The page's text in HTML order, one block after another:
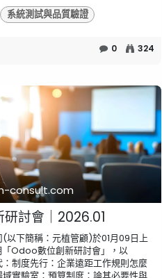
系統測試與品質驗證
0 324
consult.com
討會｜2026.01
以下簡稱：元植管顧)於01月09日上
「Odoo數位創新研討會」，以
制度先行：企業遠距工作規則怎麼